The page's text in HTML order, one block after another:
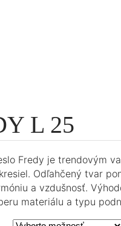
L 25
Fredy je trendovým
Odľahčený tvar
a vzdušnosť.
materiálu a typu